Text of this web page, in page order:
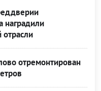
наградили
отрасли
отремонтирован